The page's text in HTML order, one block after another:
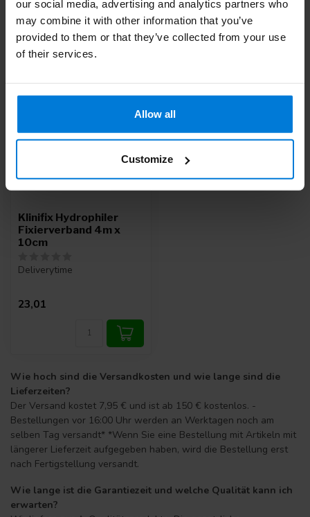
our social media, advertising and analytics partners who
may combine it with other information that you’ve
provided to them or that they’ve collected from your use
of their services.
Allow all
Customize
Zuletzt angesehen
Klinifix Hydrophiler
Fixierverband 4m x
10cm
Deliverytime
23,01
Wie hoch sind die Versandkosten und wie lange sind die
Lieferzeiten?
Der Versand kostet 7,95 € und ist ab 150 € kostenlos. -
Bestellungen vor 16:00 Uhr werden an Werktagen noch am
selben Tag versandt* *Wenn Sie eine Bestellung mit Artikeln mit
längerer Lieferzeit aufgegeben haben, wird die Bestellung erst
nach Fertigstellung versandt.
Wie lange ist die Garantiezeit und welche Qualität kann ich
erwarten?